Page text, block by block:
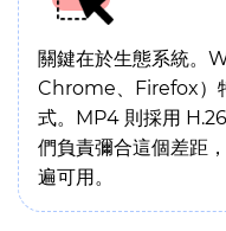
關鍵在於生態系統。
Chrome、Firefox）
式。MP4 則採用
們負責彌合這個差距
遍可用。